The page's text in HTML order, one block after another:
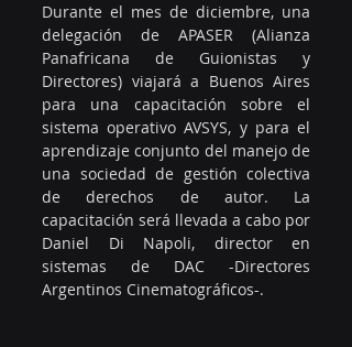
Durante el mes de diciembre, una
delegación de APASER (Alianza
Panafricana de Guionistas y
Directores) viajará a Buenos Aires
para una capacitación sobre el
sistema operativo AVSYS, y para el
aprendizaje conjunto del manejo de
una sociedad de gestión colectiva
de derechos de autor. La
capacitación será llevada a cabo por
Daniel Di Napoli, director en
sistemas de DAC -Directores
Argentinos Cinematográficos-.